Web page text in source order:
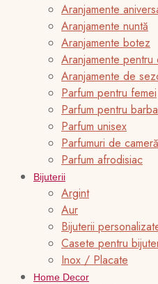
Aranjamente
Aranjamente nuntă
Aranjamente botez
Aranjamente
Aranjamente de
Parfum pentru femei
Parfum pentru
Parfum unisex
Parfumuri de cameră
Parfum afrodisiac
Bijuterii
Argint
Aur
Bijuterii
Casete pentru
Inox / Placate
Home Decor